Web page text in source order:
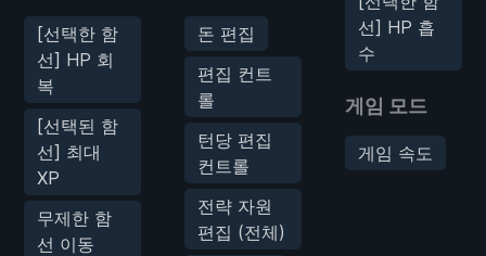
[선택한 함
선] HP 회
복
[선택된 함
선] 최대
XP
무제한 함
선 이동
돈 편집
편집 컨트
롤
턴당 편집
컨트롤
전략 자원
편집 (전체)
선] HP 흡
수
게임 모드
게임 속도